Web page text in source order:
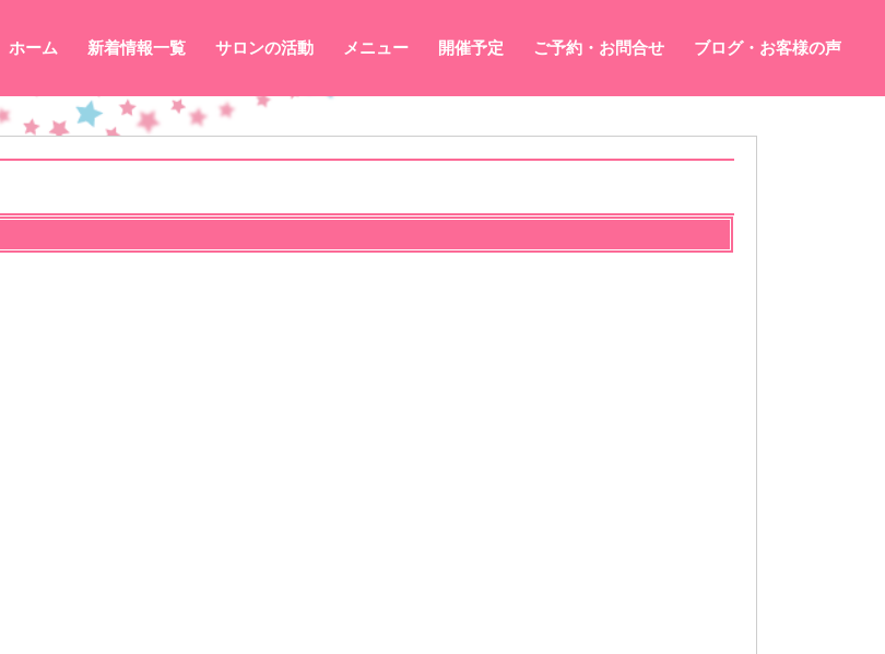
ホーム 新着情報一覧 サロンの活動 メニュー 開催予定 ご予約・お問合せ ブログ・お客様の声